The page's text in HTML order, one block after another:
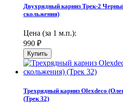
Двухрядный карниз Трек-2
скольжения)
Цена (за 1 м.п.):
990 ₽
Трехрядный карниз Olexdeco
(Трек 32)